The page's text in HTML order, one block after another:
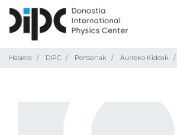
Hasiera DIPC Pertsonak Aurreko Kideak